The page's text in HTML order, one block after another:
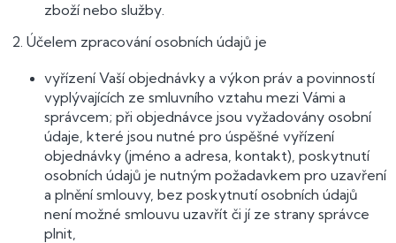
zboží nebo služby.
2. Účelem zpracování osobních údajů je
vyřízení Vaší objednávky a výkon práv a povinností
vyplývajících ze smluvního vztahu mezi Vámi a
správcem; při objednávce jsou vyžadovány osobní
údaje, které jsou nutné pro úspěšné vyřízení
objednávky (jméno a adresa, kontakt), poskytnutí
osobních údajů je nutným požadavkem pro uzavření
a plnění smlouvy, bez poskytnutí osobních údajů
není možné smlouvu uzavřít či jí ze strany správce
plnit,